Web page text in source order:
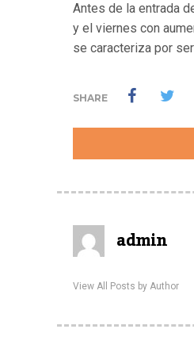
Antes de la entrada
y el viernes con
se caracteriza por
SHARE
admin
View All Posts by Author